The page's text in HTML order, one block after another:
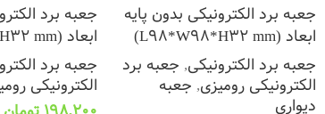
جعبه برد الکترونیکی بدون پایه
ابعاد (L98*W98*H32 mm)
جعبه برد الکترونیکی, جعبه برد
الکترونیکی رومیزی, جعبه
دیواری
جعبه برد
ابعاد (L98*W98*H32 mm)
جعبه برد
الکترونیکی